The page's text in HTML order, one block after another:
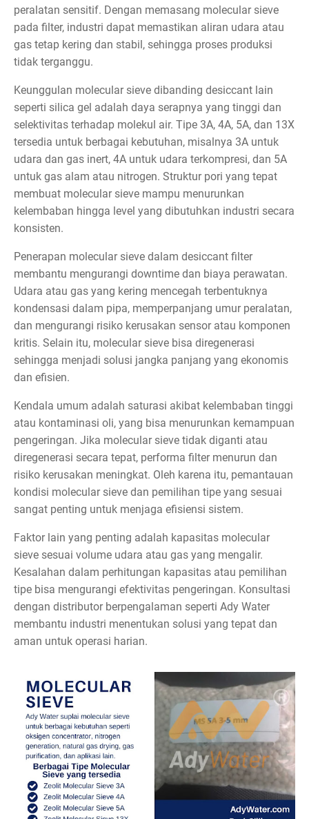
peralatan sensitif. Dengan memasang molecular sieve
pada filter, industri dapat memastikan aliran udara atau
gas tetap kering dan stabil, sehingga proses produksi
tidak terganggu.
Keunggulan molecular sieve dibanding desiccant lain
seperti silica gel adalah daya serapnya yang tinggi dan
selektivitas terhadap molekul air. Tipe 3A, 4A, 5A, dan 13X
tersedia untuk berbagai kebutuhan, misalnya 3A untuk
udara dan gas inert, 4A untuk udara terkompresi, dan 5A
untuk gas alam atau nitrogen. Struktur pori yang tepat
membuat molecular sieve mampu menurunkan
kelembaban hingga level yang dibutuhkan industri secara
konsisten.
Penerapan molecular sieve dalam desiccant filter
membantu mengurangi downtime dan biaya perawatan.
Udara atau gas yang kering mencegah terbentuknya
kondensasi dalam pipa, memperpanjang umur peralatan,
dan mengurangi risiko kerusakan sensor atau komponen
kritis. Selain itu, molecular sieve bisa diregenerasi
sehingga menjadi solusi jangka panjang yang ekonomis
dan efisien.
Kendala umum adalah saturasi akibat kelembaban tinggi
atau kontaminasi oli, yang bisa menurunkan kemampuan
pengeringan. Jika molecular sieve tidak diganti atau
diregenerasi secara tepat, performa filter menurun dan
risiko kerusakan meningkat. Oleh karena itu, pemantauan
kondisi molecular sieve dan pemilihan tipe yang sesuai
sangat penting untuk menjaga efisiensi sistem.
Faktor lain yang penting adalah kapasitas molecular
sieve sesuai volume udara atau gas yang mengalir.
Kesalahan dalam perhitungan kapasitas atau pemilihan
tipe bisa mengurangi efektivitas pengeringan. Konsultasi
dengan distributor berpengalaman seperti Ady Water
membantu industri menentukan solusi yang tepat dan
aman untuk operasi harian.